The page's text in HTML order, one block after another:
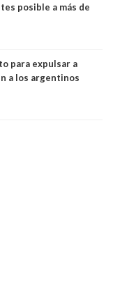
posible a más de
a territorio
para expulsar a
a los argentinos